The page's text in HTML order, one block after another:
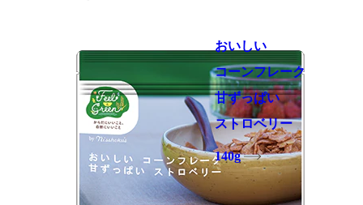
おいしい
コーンフレーク
甘ずっぱい
ストロベリー
140g